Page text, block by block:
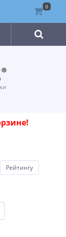
Рейтингу
0